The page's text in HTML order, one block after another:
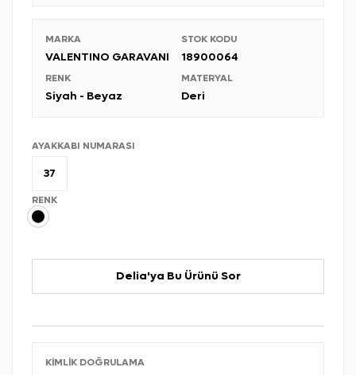
MARKA
VALENTINO GARAVANI
STOK KODU
18900064
RENK
Siyah - Beyaz
MATERYAL
Deri
AYAKKABI NUMARASI
37
RENK
Delia'ya Bu Ürünü Sor
KIMLIK DOĞRULAMA